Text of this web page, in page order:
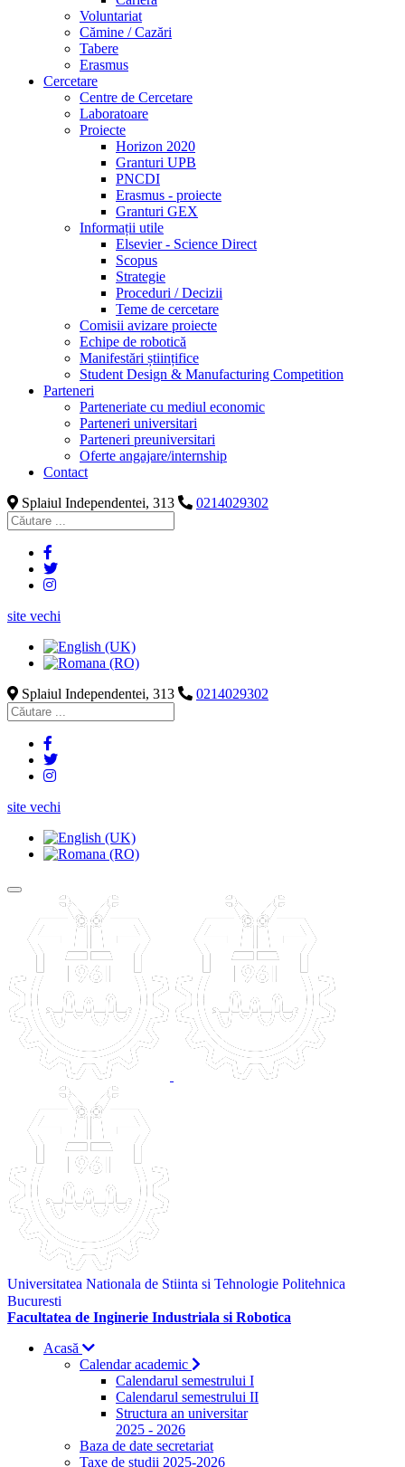
Voluntariat
Cămine / Cazări
Tabere
Erasmus
Cercetare
Centre de Cercetare
Laboratoare
Proiecte
Horizon 2020
Granturi UPB
PNCDI
Erasmus - proiecte
Granturi GEX
Informații utile
Elsevier - Science Direct
Scopus
Strategie
Proceduri / Decizii
Teme de cercetare
Comisii avizare proiecte
Echipe de robotică
Manifestări științifice
Student Design & Manufacturing Competition
Parteneri
Parteneriate cu mediul economic
Parteneri universitari
Parteneri preuniversitari
Oferte angajare/internship
Contact
Splaiul Independentei, 313
0214029302
site vechi
Splaiul Independentei, 313 0214029302
site vechi
Universitatea Nationala de Stiinta si Tehnologie Politehnica
Bucuresti
Facultatea de Inginerie Industriala si Robotica
Acasă
Calendar academic
Calendarul semestrului I
Calendarul semestrului II
Structura an universitar
2025 - 2026
Baza de date secretariat
Taxe de studii 2025-2026